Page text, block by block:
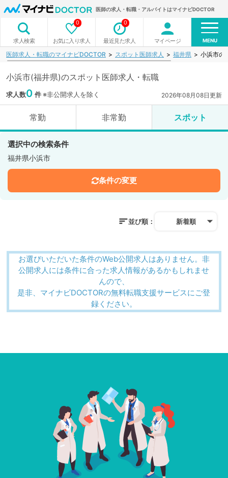
医師の求人・転職・アルバイトはマイナビDOCTOR
求人検索 お気に入り求人
0
最近見た求人
0
マイページ MENU
医師求人・転職のマイナビDOCTOR スポット医師求人 福井県 小浜市の
小浜市(福井県)のスポット医師求人・転職
求人数0 件※非公開求人を除く 2026年08月08日更新
常勤 非常勤 スポット
選択中の検索条件
福井県小浜市
条件の変更
並び順： 新着順
お選びいただいた条件のWeb公開求人はありません。非
公開求人には条件に合った求人情報があるかもしれませ
んので、
是非、マイナビDOCTORの無料転職支援サービスにご登
録ください。